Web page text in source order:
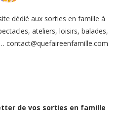
dédié aux sorties en famille à
ateliers, loisirs, balades,
contact@quefaireenfamille.com
de vos sorties en famille